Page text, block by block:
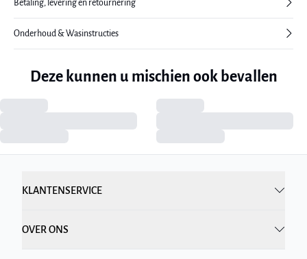
Betaling, levering en retournering
Onderhoud & Wasinstructies
Deze kunnen u mischien ook bevallen
KLANTENSERVICE
OVER ONS